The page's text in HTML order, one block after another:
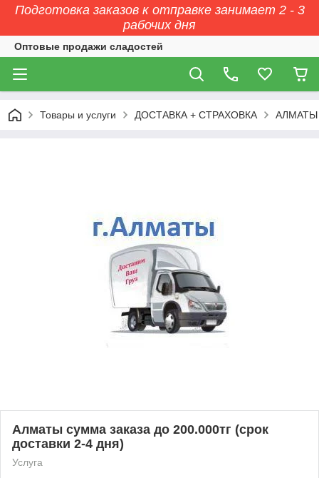
Подготовка заказов к отправке занимает 2 - 3
рабочих дня
Оптовые продажи сладостей
Товары и услуги ДОСТАВКА + СТРАХОВКА АЛМАТЫ
Алматы сумма заказа до 200.000тг (срок
доставки 2-4 дня)
Услуга